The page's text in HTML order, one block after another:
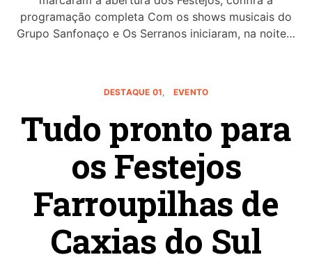
programação completa Com os shows musicais do
Grupo Sanfonaço e Os Serranos iniciaram, na noite…
DESTAQUE 01 EVENTO
Tudo pronto para
os Festejos
Farroupilhas de
Caxias do Sul